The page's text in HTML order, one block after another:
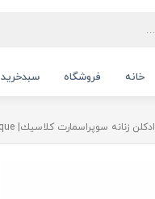
خانه فروشگاه سبدخرید
ادكلن زنانه سوپراسمارت كلاسيك| Super smart classique